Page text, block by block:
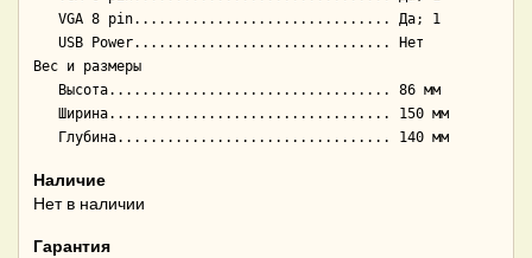
Вес и размеры
Наличие
Нет в наличии
Гарантия